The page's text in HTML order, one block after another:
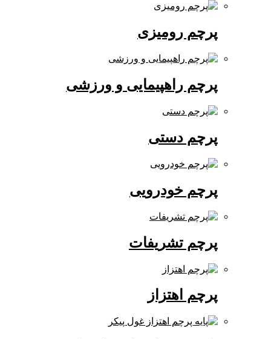
پرچم رومیزی
پرچم راهپیمایی و ورزشی
پرچم دستی
پرچم خودرویی
پرچم تشریفات
پرچم اهتزاز